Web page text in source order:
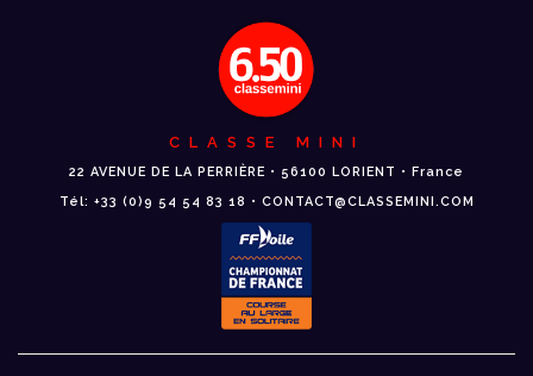
CLASSE MINI
22 AVENUE DE LA PERRIÈRE • 56100 LORIENT • France
Tél: +33 (0)9 54 54 83 18 • CONTACT@CLASSEMINI.COM